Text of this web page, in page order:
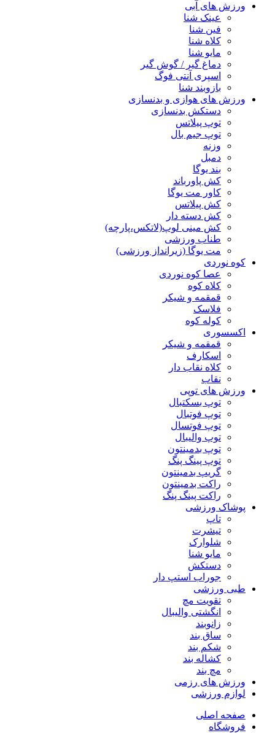
ورزش های آبی
عینک شنا
فین شنا
کلاه شنا
مایو شنا
دماغ گیر / گوش گیر
اسپری آنتی فوگ
بازوبند شنا
ورزش های هوازی و بدنسازی
دستکش بدنسازی
توپ پیلاتس
توپ جیم بال
وزنه
دمبل
بند یوگا
کش پاورباند
کاور مت یوگا
کش پیلاتس
کش دسته دار
کش مینی لوپ(لاتکس،پارچه)
طناب ورزشی
مت یوگا (زیرانداز ورزشی)
کوه نوردی
عصا کوه نوردی
کلاه کوه
قمقمه و شیکر
فلاسک
کوله کوه
اکسسوری
قمقمه و شیکر
اسکارف
کلاه نقاب دار
نقاب
ورزش های توپی
توپ بسکتبال
توپ فوتبال
توپ فوتسال
توپ والیبال
توپ بدمینتون
توپ پینگ پنگ
گریپ بدمینتون
راکت بدمینتون
راکت پینگ پنگ
پوشاک ورزشی
تاپ
تیشرت
شلوارک
مایو شنا
دستکش
جوراب استپ دار
طبی ورزشی
تقویت مچ
انگشتی واليبال
زانوبند
ساق بند
شکم بند
کشاله بند
مچ بند
ورزش های رزمی
لوازم ورزشی
صفحه اصلی
فروشگاه